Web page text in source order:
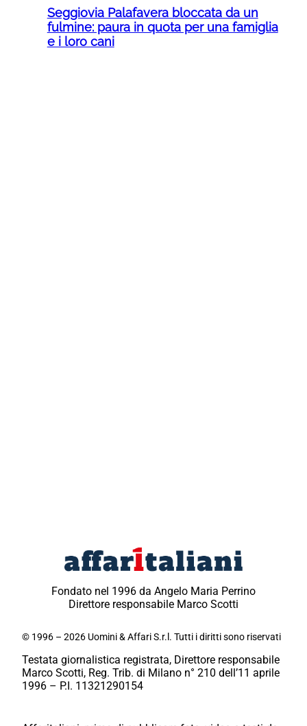
Seggiovia Palafavera bloccata da un
fulmine: paura in quota per una famiglia
e i loro cani
Fondato nel 1996 da Angelo Maria Perrino
Direttore responsabile Marco Scotti
© 1996 – 2026 Uomini & Affari S.r.l. Tutti i diritti sono riservati
Testata giornalistica registrata, Direttore responsabile
Marco Scotti, Reg. Trib. di Milano n° 210 dell’11 aprile
1996 – P.I. 11321290154